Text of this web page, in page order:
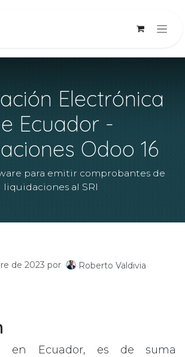
Electrónica
Ecuador -
Odoo 16
para emitir comprobantes de
liquidaciones al SRI
de 2023 por Roberto Valdivia
en Ecuador, es de suma